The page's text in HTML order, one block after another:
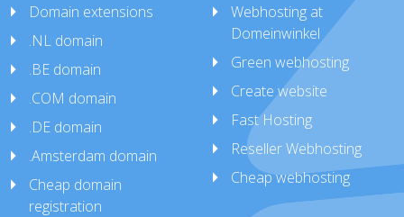
Domain extensions
.NL domain
.BE domain
.COM domain
.DE domain
.Amsterdam domain
Cheap domain
registration
Webhosting at
Domeinwinkel
Green webhosting
Create website
Fast Hosting
Reseller Webhosting
Cheap webhosting